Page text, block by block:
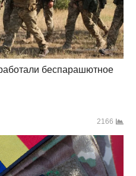
беспарашютное
2166